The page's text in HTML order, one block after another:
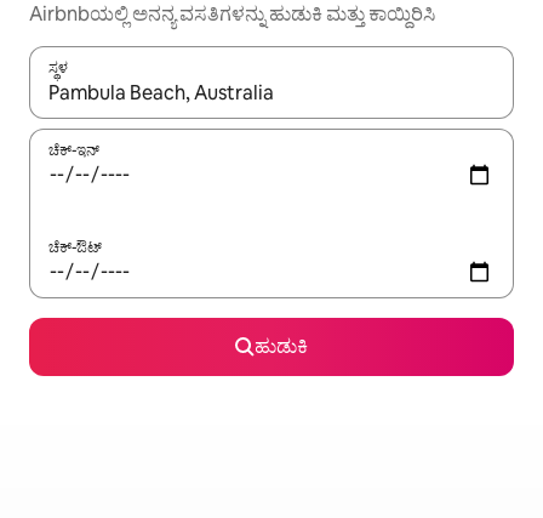
Airbnbಯಲ್ಲಿ ಅನನ್ಯ ವಸತಿಗಳನ್ನು ಹುಡುಕಿ ಮತ್ತು ಕಾಯ್ದಿರಿಸಿ
ಸ್ಥಳ
ಫಲಿತಾಂಶಗಳು ಲಭ್ಯವಿರುವಾಗ, ಅಪ್ ಮತ್ತು ಡೌನ್ ಬಾಣದ ಕೀಲಿಗಳೊಂದಿಗೆ
ಚೆಕ್-ಇನ್
ಚೆಕ್-ಔಟ್
ಹುಡುಕಿ